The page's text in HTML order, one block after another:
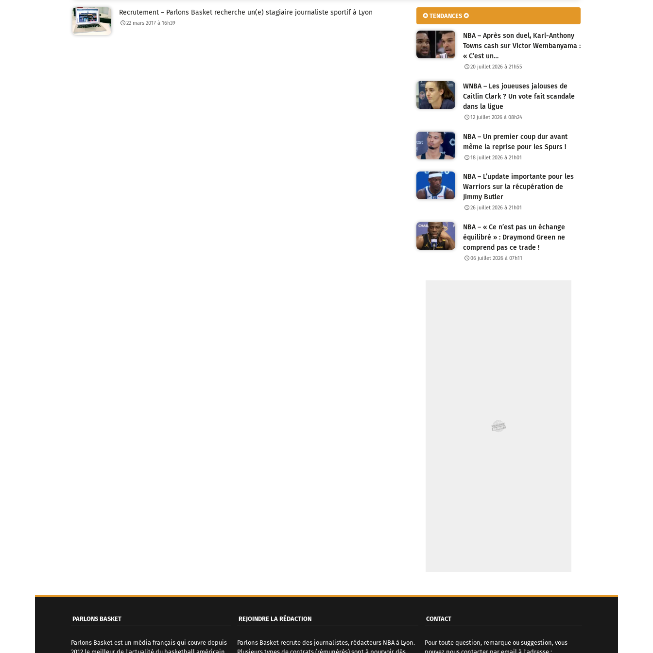
Recrutement – Parlons Basket recherche un(e) stagiaire journaliste sportif à Lyon
22 mars 2017 à 16h39
✪ TENDANCES ✪
NBA – Après son duel, Karl-Anthony
Towns cash sur Victor Wembanyama :
« C’est un…
20 juillet 2026 à 21h55
WNBA – Les joueuses jalouses de
Caitlin Clark ? Un vote fait scandale
dans la ligue
12 juillet 2026 à 08h24
NBA – Un premier coup dur avant
même la reprise pour les Spurs !
18 juillet 2026 à 21h01
NBA – L’update importante pour les
Warriors sur la récupération de
Jimmy Butler
26 juillet 2026 à 21h01
NBA – « Ce n’est pas un échange
équilibré » : Draymond Green ne
comprend pas ce trade !
06 juillet 2026 à 07h11
PARLONS BASKET
Parlons Basket est un média français qui couvre depuis
REJOINDRE LA RÉDACTION
Parlons Basket recrute des journalistes, rédacteurs NBA à Lyon.
CONTACT
Pour toute question, remarque ou suggestion, vous